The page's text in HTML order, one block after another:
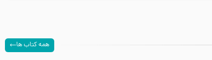
همه کتاب ها